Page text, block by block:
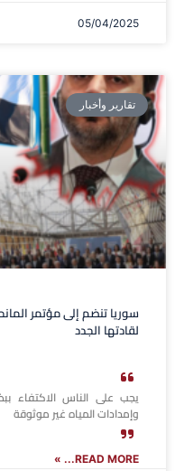
05/04/2025
تقارير وأخبار
سوريا تنضم إلى مؤتمر
لقادتها الجدد
يجب على الناس الاكتفاء
وإمدادات المياه غير موثوقة
READ MORE... »